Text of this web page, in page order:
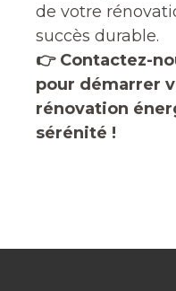
de votre
succès durable.
👉 Contactez-
pour démarrer
rénovation
sérénité !